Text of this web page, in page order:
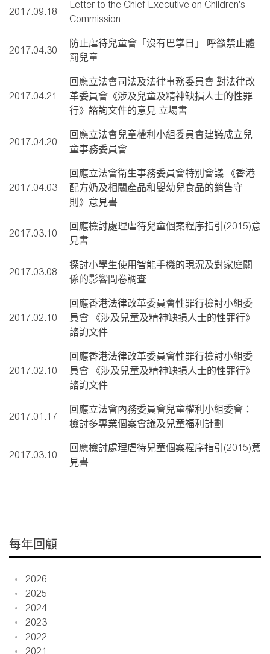
2017.09.18
Letter to the Chief Executive on Children's
Commission
2017.04.30
防止虐待兒童會「沒有巴掌日」 呼籲禁止體
罰兒童
2017.04.21
回應立法會司法及法律事務委員會 對法律改
革委員會《涉及兒童及精神缺損人士的性罪
行》諮詢文件的意見 立場書
2017.04.20
回應立法會兒童權利小組委員會建議成立兒
童事務委員會
2017.04.03
回應立法會衛生事務委員會特別會議 《香港
配方奶及相關產品和嬰幼兒食品的銷售守
則》意見書
2017.03.10
回應檢討處理虐待兒童個案程序指引(2015)意
見書
2017.03.08
探討小學生使用智能手機的現況及對家庭關
係的影響問卷調查
2017.02.10
回應香港法律改革委員會性罪行檢討小組委
員會 《涉及兒童及精神缺損人士的性罪行》
諮詢文件
2017.02.10
回應香港法律改革委員會性罪行檢討小組委
員會 《涉及兒童及精神缺損人士的性罪行》
諮詢文件
2017.01.17
回應立法會內務委員會兒童權利小組委會：
檢討多專業個案會議及兒童福利計劃
2017.03.10
回應檢討處理虐待兒童個案程序指引(2015)意
見書
每年回顧
2026
2025
2024
2023
2022
2021